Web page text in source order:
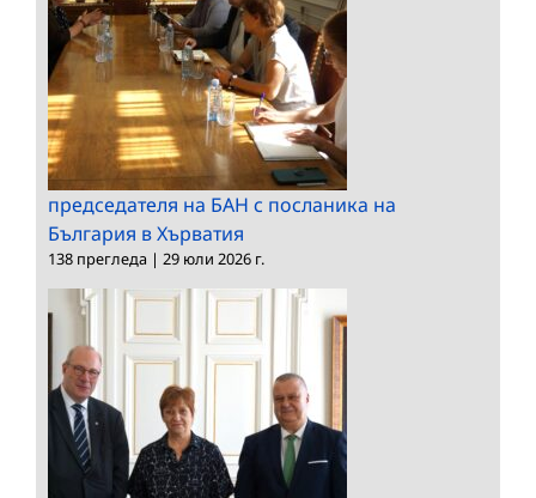
председателя на БАН с посланика на
България в Хърватия
138 прегледа | 29 юли 2026 г.